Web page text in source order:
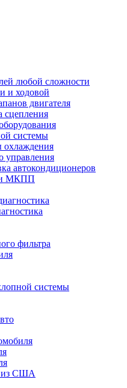
любой сложности
и ходовой
двигателя
сцепления
системы
охлаждения
управления
автокондиционеров
МКПП
фильтра
системы
из США